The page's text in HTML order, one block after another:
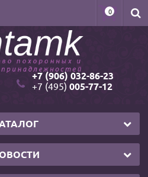
0
+7 (906) 032-86-23
+7 (495) 005-77-12